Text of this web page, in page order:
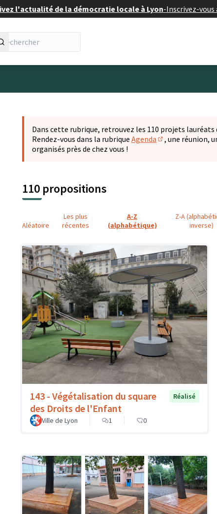
l'actualité de la démocratie locale à Lyon-Inscrivez-
Dans cette rubrique, retrouvez les 110 projets
Rendez-vous dans la rubrique Agenda
(S'ouvre dans un
, une réunion,
organisés près de chez vous !
110 propositions
Aléatoire
Les plus
récentes
A-Z
(alphabétique)
Z-A
inverse)
143 - Végétalisation du square
des Droits de l'Enfant
Réalisé
Ville de Lyon 1 0